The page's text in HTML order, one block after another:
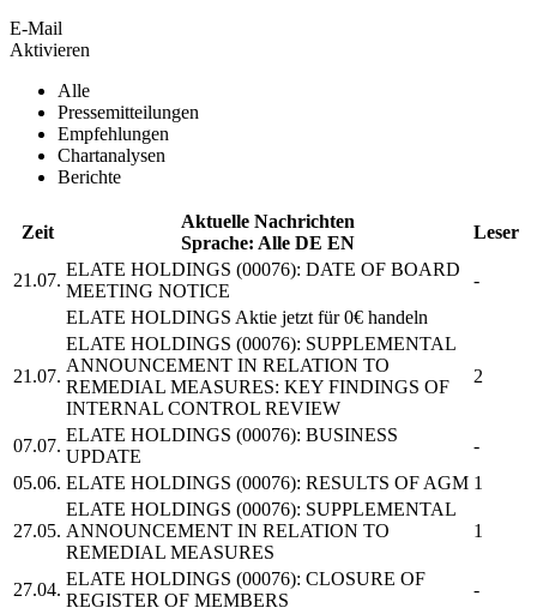
E-Mail
Aktivieren
Alle
Pressemitteilungen
Empfehlungen
Chartanalysen
Berichte
Zeit
Aktuelle Nachrichten
Sprache: Alle DE EN
Leser
21.07.
ELATE HOLDINGS (00076): DATE OF BOARD
MEETING NOTICE
-
ELATE HOLDINGS Aktie jetzt für 0€ handeln
21.07.
ELATE HOLDINGS (00076): SUPPLEMENTAL
ANNOUNCEMENT IN RELATION TO
REMEDIAL MEASURES: KEY FINDINGS OF
INTERNAL CONTROL REVIEW
2
07.07.
ELATE HOLDINGS (00076): BUSINESS
UPDATE
-
05.06. ELATE HOLDINGS (00076): RESULTS OF AGM 1
27.05.
ELATE HOLDINGS (00076): SUPPLEMENTAL
ANNOUNCEMENT IN RELATION TO
REMEDIAL MEASURES
1
27.04.
ELATE HOLDINGS (00076): CLOSURE OF
REGISTER OF MEMBERS
-